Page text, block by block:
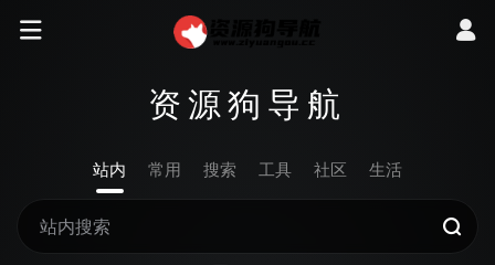
资源狗导航
站内 常用 搜索 工具 社区 生活